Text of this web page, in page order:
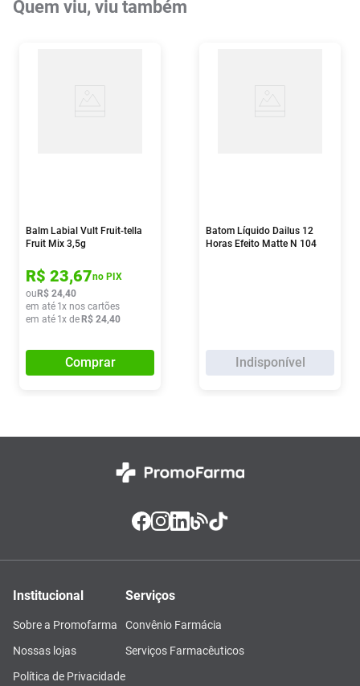
Quem viu, viu também
Balm Labial Vult Fruit-tella
Fruit Mix 3,5g
R$ 23,67no PIX
ou R$ 24,40
em até 1x nos cartões
em até 1x de R$ 24,40
Comprar
Batom Líquido Dailus 12
Horas Efeito Matte N 104
Indisponível
Institucional
Sobre a Promofarma
Nossas lojas
Política de Privacidade
Serviços
Convênio Farmácia
Serviços Farmacêuticos